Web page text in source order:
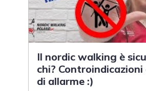
Il nordic walking è
chi? Controindicazioni
di allarme :)